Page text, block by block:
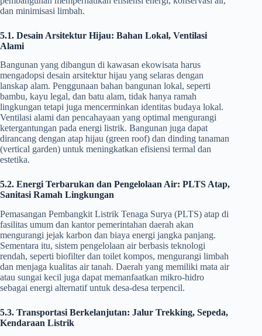
dan minimisasi limbah.
5.1. Desain Arsitektur Hijau: Bahan Lokal, Ventilasi
Alami
Bangunan yang dibangun di kawasan ekowisata harus
mengadopsi desain arsitektur hijau yang selaras dengan
lanskap alam. Penggunaan bahan bangunan lokal, seperti
bambu, kayu legal, dan batu alam, tidak hanya ramah
lingkungan tetapi juga mencerminkan identitas budaya lokal.
Ventilasi alami dan pencahayaan yang optimal mengurangi
ketergantungan pada energi listrik. Bangunan juga dapat
dirancang dengan atap hijau (green roof) dan dinding tanaman
(vertical garden) untuk meningkatkan efisiensi termal dan
estetika.
5.2. Energi Terbarukan dan Pengelolaan Air: PLTS Atap,
Sanitasi Ramah Lingkungan
Pemasangan Pembangkit Listrik Tenaga Surya (PLTS) atap di
fasilitas umum dan kantor pemerintahan daerah akan
mengurangi jejak karbon dan biaya energi jangka panjang.
Sementara itu, sistem pengelolaan air berbasis teknologi
rendah, seperti biofilter dan toilet kompos, mengurangi limbah
dan menjaga kualitas air tanah. Daerah yang memiliki mata air
atau sungai kecil juga dapat memanfaatkan mikro-hidro
sebagai energi alternatif untuk desa-desa terpencil.
5.3. Transportasi Berkelanjutan: Jalur Trekking, Sepeda,
Kendaraan Listrik